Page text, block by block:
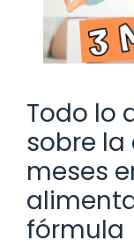
Todo lo
sobre la
meses
fórmula